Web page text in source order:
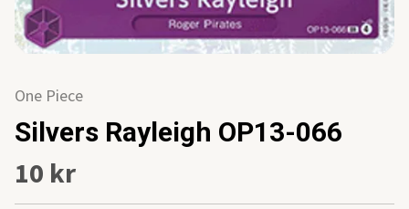
One Piece
Silvers Rayleigh OP13-066
10 kr